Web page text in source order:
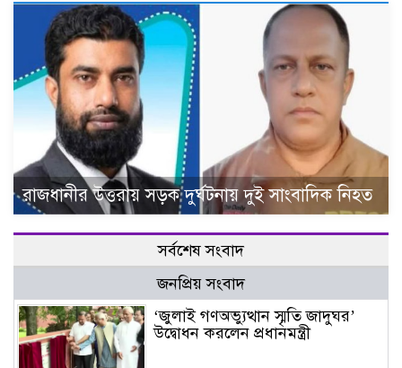
রাজধানীর উত্তরায় সড়ক দুর্ঘটনায় দুই সাংবাদিক নিহত
সর্বশেষ সংবাদ
জনপ্রিয় সংবাদ
‘জুলাই গণঅভ্যুত্থান স্মৃতি জাদুঘর’
উদ্বোধন করলেন প্রধানমন্ত্রী